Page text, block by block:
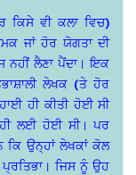
ਕਿਸੇ ਵੀ ਕਲਾ ਵਿਚ)
ਜਾਂ ਹੋਰ ਯੋਗਤਾ ਦੀ
ਨਹੀਂ ਲੈਣਾ ਪੈਂਦਾ। ਇਕ
ਲੇਖਕ (ਤੇ ਹੋਰ
ਹੀ ਕੀਤੀ ਹੋਈ ਸੀ
ਹੀ ਲਈ ਹੋਈ ਸੀ। ਪਰ
ਕਿ ਉਨ੍ਹਾਂ ਲੇਖਕਾਂ ਕੋਲ
ਜਿਸ ਨੂੰ ਉਹ